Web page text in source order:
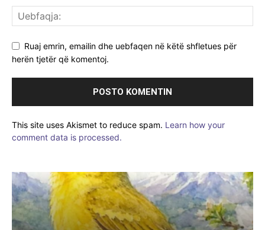
Ruaj emrin, emailin dhe uebfaqen në këtë shfletues për
herën tjetër që komentoj.
This site uses Akismet to reduce spam. Learn how your
comment data is processed.